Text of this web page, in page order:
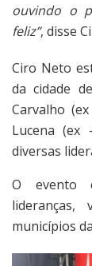
ouvindo o
feliz”, disse
Ciro Neto
da cidade
Carvalho
Lucena (ex
diversas
O evento
lideranças,
municípios